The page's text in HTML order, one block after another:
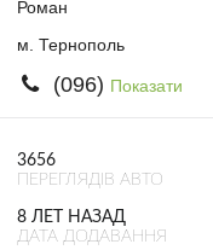
Роман
м. Тернополь
(096) Показати
3656
ПЕРЕГЛЯДІВ АВТО
8 ЛЕТ НАЗАД
ДАТА ДОДАВАННЯ